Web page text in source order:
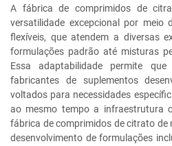
A fábrica de comprimidos de
versatilidade excepcional por meio
flexíveis, que atendem a diversas
formulações padrão até misturas
Essa adaptabilidade permite
fabricantes de suplementos
voltados para necessidades
ao mesmo tempo a infraestrutura
fábrica de comprimidos de citrato de
desenvolvimento de formulações